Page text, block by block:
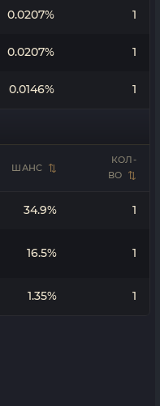
0.0207% 1
0.0207% 1
0.0146% 1
ШАНС
КОЛ-
ВО
34.9% 1
16.5% 1
1.35% 1